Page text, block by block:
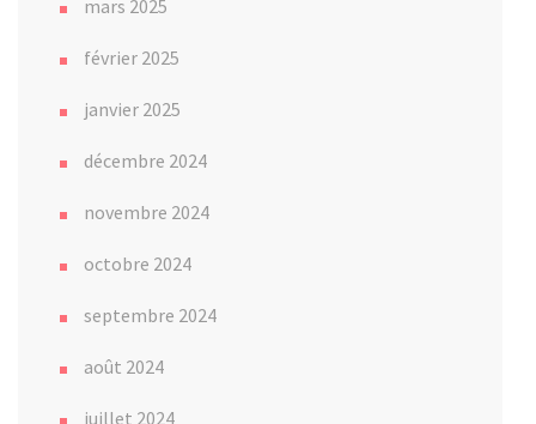
mars 2025
février 2025
janvier 2025
décembre 2024
novembre 2024
octobre 2024
septembre 2024
août 2024
juillet 2024